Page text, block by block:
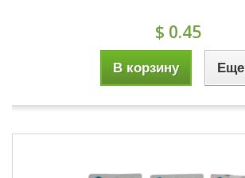
$ 0.45
В корзину Еще